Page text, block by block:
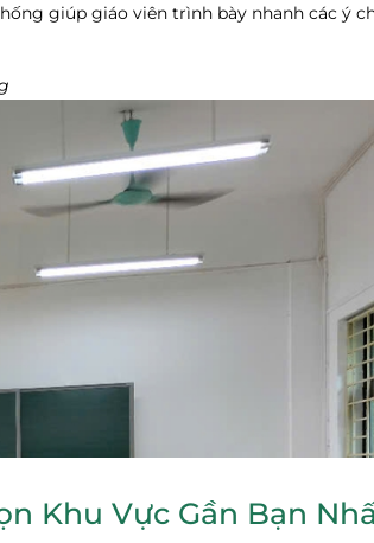
giúp giáo viên trình bày nhanh các ý
Khu Vực Gần Bạn